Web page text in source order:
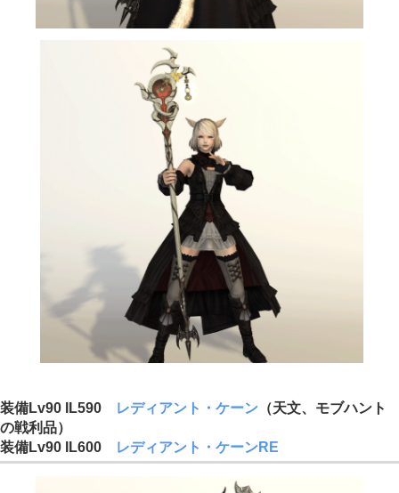
装備Lv90 IL590 レディアント・ケーン （天文、モブハント
の戦利品）
装備Lv90 IL600
レディアント・ケーンRE